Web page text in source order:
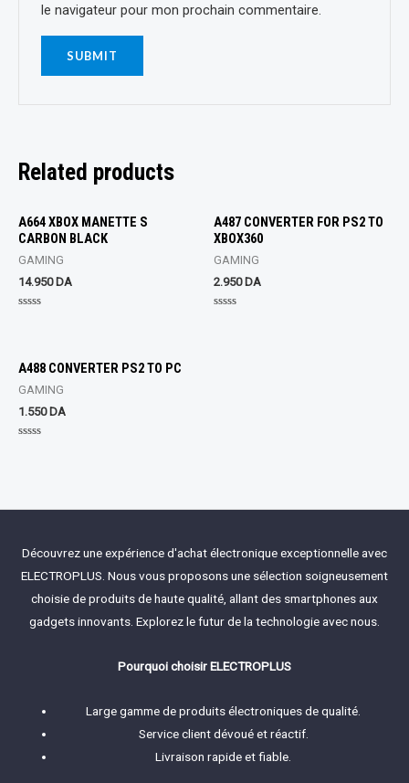
le navigateur pour mon prochain commentaire.
Related products
A664 XBOX MANETTE S
CARBON BLACK
GAMING
14.950DA
5
A487 CONVERTER FOR PS2 TO
XBOX360
GAMING
2.950DA
A488 CONVERTER PS2 TO PC
GAMING
1.550DA
Découvrez une expérience d'achat électronique exceptionnelle avec
ELECTROPLUS. Nous vous proposons une sélection soigneusement
choisie de produits de haute qualité, allant des smartphones aux
gadgets innovants. Explorez le futur de la technologie avec nous.
Pourquoi choisir ELECTROPLUS
Large gamme de produits électroniques de qualité.
Service client dévoué et réactif.
Livraison rapide et fiable.